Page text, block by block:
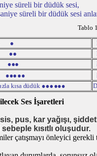
süreli bir düdük sesi,
süreli bir düdük sesi
Tablo 1
●
●●
●●●
●●●●●
zlakısa düdük ●●● ●●● D
Ses İşaretleri
pus, kar yağışı,
kısıtlı oluşudur.
çatışmayı önleyici